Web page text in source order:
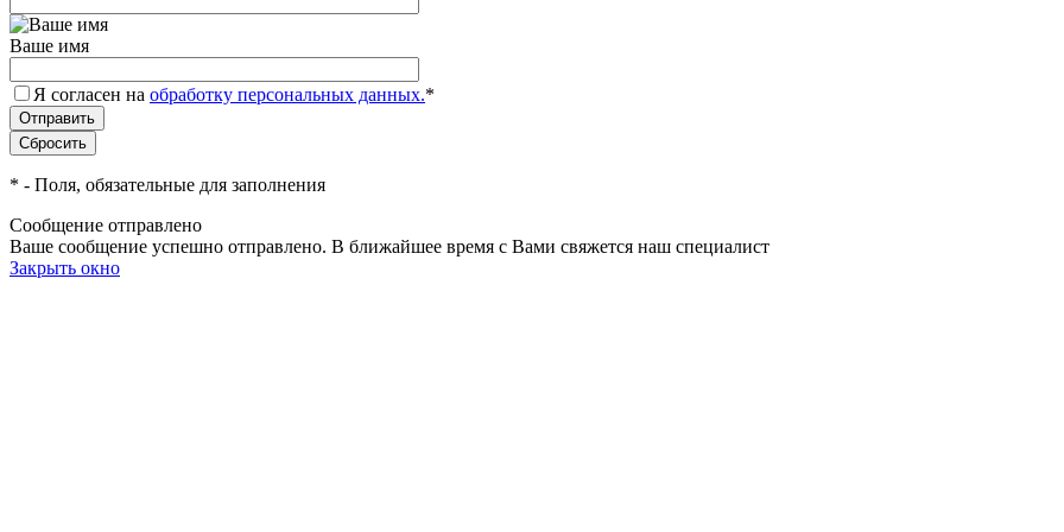
Ваше имя
Я согласен на обработку персональных данных.*
* - Поля, обязательные для заполнения
Сообщение отправлено
Ваше сообщение успешно отправлено. В ближайшее время с Вами свяжется наш специалист
Закрыть окно